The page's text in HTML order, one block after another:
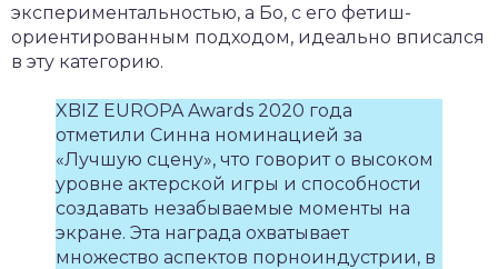
экспериментальностью, а Бо, с его фетиш-
ориентированным подходом, идеально вписался
в эту категорию.
XBIZ EUROPA Awards 2020 года
отметили Синна номинацией за
«Лучшую сцену», что говорит о высоком
уровне актерской игры и способности
создавать незабываемые моменты на
экране. Эта награда охватывает
множество аспектов порноиндустрии, в